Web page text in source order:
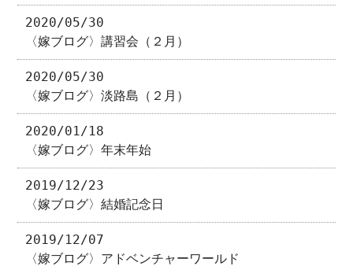
2020/05/30
〈嫁ブログ〉講習会（２月）
2020/05/30
〈嫁ブログ〉淡路島（２月）
2020/01/18
〈嫁ブログ〉年末年始
2019/12/23
〈嫁ブログ〉結婚記念日
2019/12/07
〈嫁ブログ〉アドベンチャーワールド